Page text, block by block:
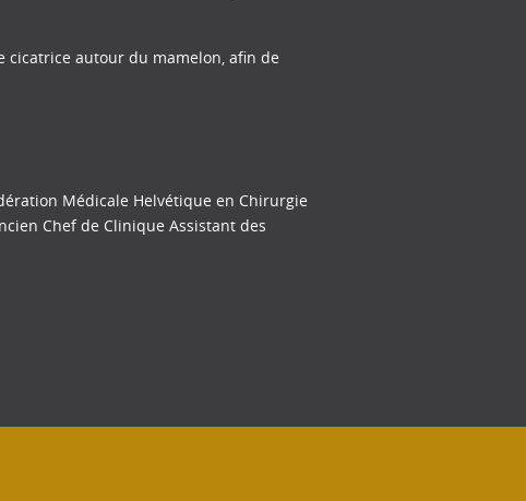
autour du mamelon, afin de
Médicale Helvétique en Chirurgie
Chef de Clinique Assistant des